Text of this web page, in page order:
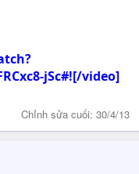
jSc#![/video]
Chỉnh sửa cuối: 30/4/13